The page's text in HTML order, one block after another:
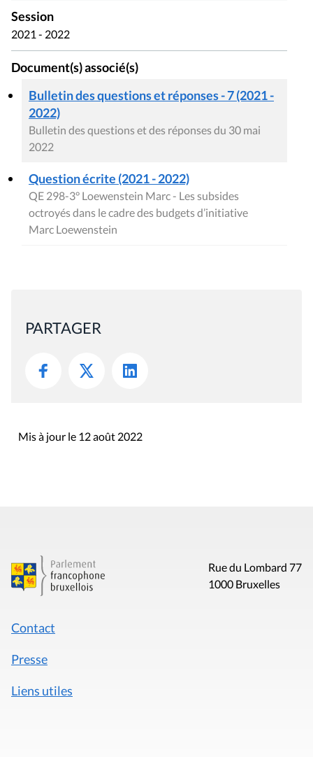
Session
2021 - 2022
Document(s) associé(s)
Bulletin des questions et réponses - 7 (2021 -
2022)
Bulletin des questions et des réponses du 30 mai
2022
Question écrite (2021 - 2022)
QE 298-3° Loewenstein Marc - Les subsides
octroyés dans le cadre des budgets d’initiative
Marc Loewenstein
PARTAGER
Mis à jour le 12 août 2022
Rue du Lombard 77
1000 Bruxelles
Contact
Presse
Liens utiles